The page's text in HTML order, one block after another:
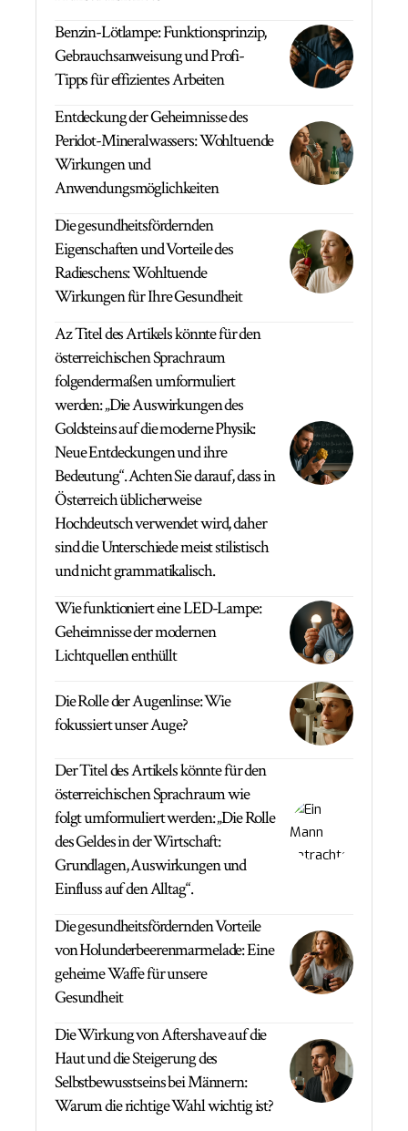
Benzin-Lötlampe: Funktionsprinzip,
Gebrauchsanweisung und Profi-
Tipps für effizientes Arbeiten
Entdeckung der Geheimnisse des
Peridot-Mineralwassers: Wohltuende
Wirkungen und
Anwendungsmöglichkeiten
Die gesundheitsfördernden
Eigenschaften und Vorteile des
Radieschens: Wohltuende
Wirkungen für Ihre Gesundheit
Az Titel des Artikels könnte für den
österreichischen Sprachraum
folgendermaßen umformuliert
werden: „Die Auswirkungen des
Goldsteins auf die moderne Physik:
Neue Entdeckungen und ihre
Bedeutung“. Achten Sie darauf, dass in
Österreich üblicherweise
Hochdeutsch verwendet wird, daher
sind die Unterschiede meist stilistisch
und nicht grammatikalisch.
Wie funktioniert eine LED-Lampe:
Geheimnisse der modernen
Lichtquellen enthüllt
Die Rolle der Augenlinse: Wie
fokussiert unser Auge?
Der Titel des Artikels könnte für den
österreichischen Sprachraum wie
folgt umformuliert werden: „Die Rolle
des Geldes in der Wirtschaft:
Grundlagen, Auswirkungen und
Einfluss auf den Alltag“.
Die gesundheitsfördernden Vorteile
von Holunderbeerenmarmelade: Eine
geheime Waffe für unsere
Gesundheit
Die Wirkung von Aftershave auf die
Haut und die Steigerung des
Selbstbewusstseins bei Männern:
Warum die richtige Wahl wichtig ist?